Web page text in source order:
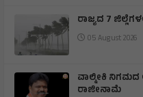
ರಾಜ್ಯದ 7
05 August 2026
ವಾಲ್ಮೀಕಿ ನಿಗಮದ
ರಾಜೀನಾಮೆ